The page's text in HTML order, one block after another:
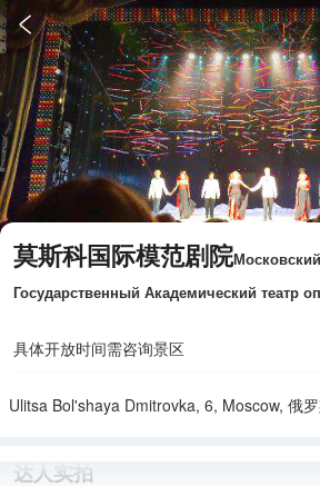

莫斯科国际模范剧院Московский
Государственный Академический театр
具体开放时间需咨询景区
Ulitsa Bol'shaya Dmitrovka, 6, Moscow, 俄
达人实拍